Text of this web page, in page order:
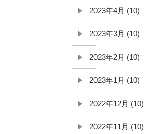
2023年4月 (10)
2023年3月 (10)
2023年2月 (10)
2023年1月 (10)
2022年12月 (10)
2022年11月 (10)